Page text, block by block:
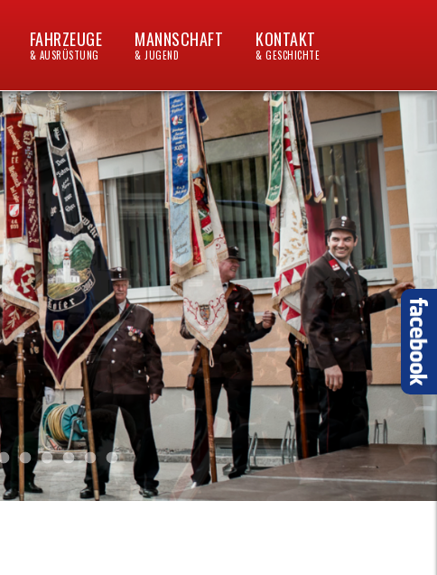
FAHRZEUGE
& AUSRÜSTUNG
MANNSCHAFT
& JUGEND
KONTAKT
& GESCHICHTE
002
Auto 009Auto 006
Start 008Start 005
Start 003Start 006